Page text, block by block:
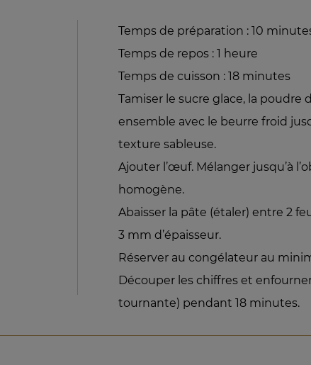
Temps de préparation : 10
Temps de repos : 1 heure
Temps de cuisson : 18 minutes
Tamiser le sucre glace, la poudre
ensemble avec le beurre froid
texture sableuse.
Ajouter l’œuf. Mélanger jusqu’à
homogène.
Abaisser la pâte (étaler) entre 2
3 mm d’épaisseur.
Réserver au congélateur au
Découper les chiffres et
tournante) pendant 18 minutes.